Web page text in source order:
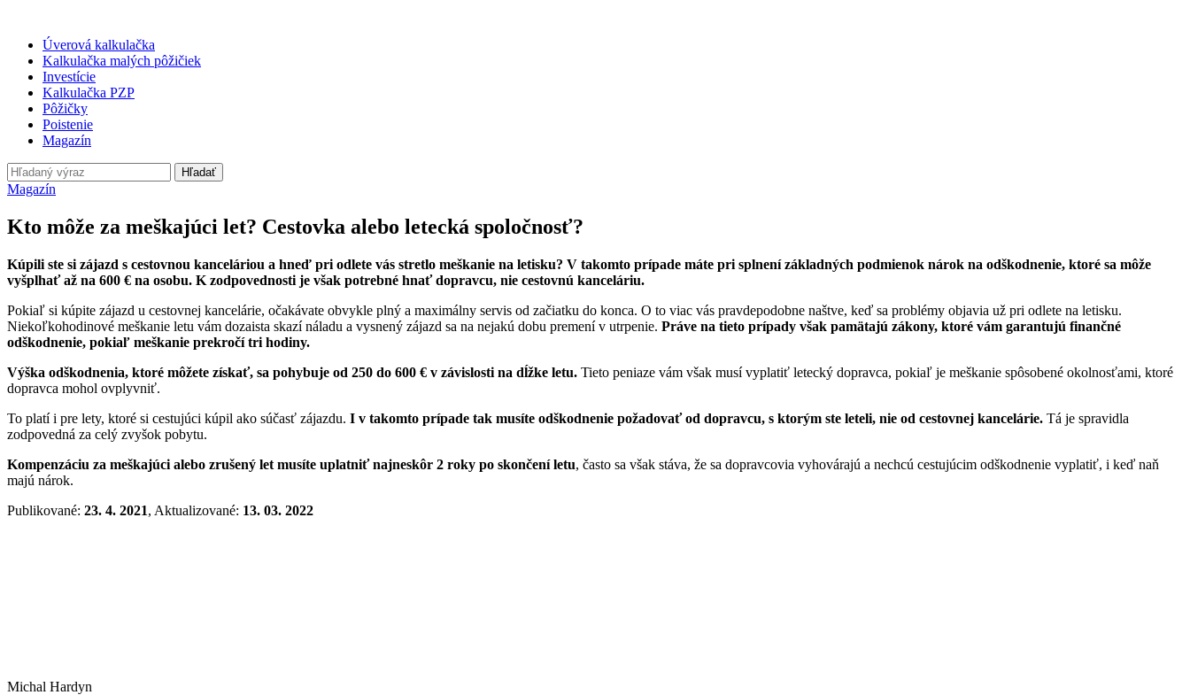
Úverová kalkulačka
Kalkulačka malých pôžičiek
Investície
Kalkulačka PZP
Pôžičky
Poistenie
Magazín
Hľadať
Magazín
Kto môže za meškajúci let? Cestovka alebo letecká spoločnosť?
Kúpili ste si zájazd s cestovnou kanceláriou a hneď pri odlete vás stretlo meškanie na letisku? V takomto prípade máte pri splnení základných podmienok nárok na odškodnenie, ktoré sa môže
vyšplhať až na 600 € na osobu. K zodpovednosti je však potrebné hnať dopravcu, nie cestovnú kanceláriu.
Pokiaľ si kúpite zájazd u cestovnej kancelárie, očakávate obvykle plný a maximálny servis od začiatku do konca. O to viac vás pravdepodobne naštve, keď sa problémy objavia už pri odlete na letisku.
Niekoľkohodinové meškanie letu vám dozaista skazí náladu a vysnený zájazd sa na nejakú dobu premení v utrpenie. Práve na tieto prípady však pamätajú zákony, ktoré vám garantujú finančné
odškodnenie, pokiaľ meškanie prekročí tri hodiny.
Výška odškodnenia, ktoré môžete získať, sa pohybuje od 250 do 600 € v závislosti na dĺžke letu. Tieto peniaze vám však musí vyplatiť letecký dopravca, pokiaľ je meškanie spôsobené okolnosťami, ktoré
dopravca mohol ovplyvniť.
To platí i pre lety, ktoré si cestujúci kúpil ako súčasť zájazdu. I v takomto prípade tak musíte odškodnenie požadovať od dopravcu, s ktorým ste leteli, nie od cestovnej kancelárie. Tá je spravidla
zodpovedná za celý zvyšok pobytu.
Kompenzáciu za meškajúci alebo zrušený let musíte uplatniť najneskôr 2 roky po skončení letu, často sa však stáva, že sa dopravcovia vyhovárajú a nechcú cestujúcim odškodnenie vyplatiť, i keď naň
majú nárok.
Publikované: 23. 4. 2021, Aktualizované: 13. 03. 2022
Michal Hardyn